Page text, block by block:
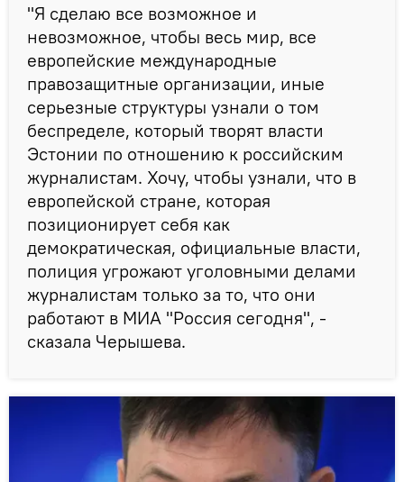
"Я сделаю все возможное и
невозможное, чтобы весь мир, все
европейские международные
правозащитные организации, иные
серьезные структуры узнали о том
беспределе, который творят власти
Эстонии по отношению к российским
журналистам. Хочу, чтобы узнали, что в
европейской стране, которая
позиционирует себя как
демократическая, официальные власти,
полиция угрожают уголовными делами
журналистам только за то, что они
работают в МИА "Россия сегодня", -
сказала Черышева.